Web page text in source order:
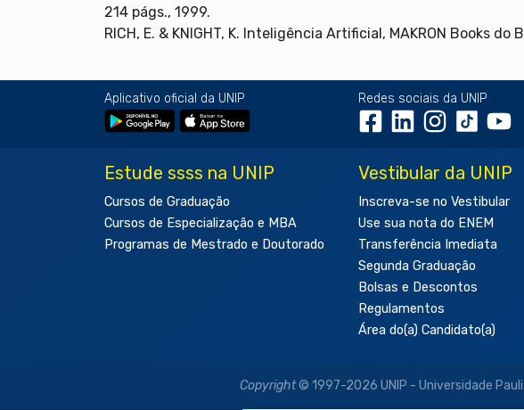
214 págs., 1999.
RICH, E. & KNIGHT, K. Inteligência Artificial, MAKRON Books do
Aplicativo oficial da UNIP Redes sociais da UNIP
Estude ssss na UNIP
Cursos de Graduação
Cursos de Especialização e MBA
Programas de Mestrado e Doutorado
Vestibular da UNIP
Inscreva-se no Vestibular
Use sua nota do ENEM
Transferência Imediata
Segunda Graduação
Bolsas e Descontos
Regulamentos
Área do(a) Candidato(a)
Copyright© 1997-2026 UNIP - Universidade